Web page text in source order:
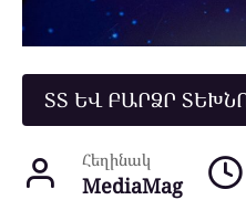
ՏՏ ԵՎ ԲԱՐՁՐ
Հեղինակ
MediaMag